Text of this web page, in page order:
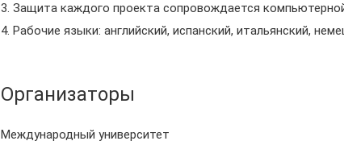
3. Защита каждого проекта сопровождается
4. Рабочие языки: английский, испанский, итальянский,
Организаторы
Международный университет